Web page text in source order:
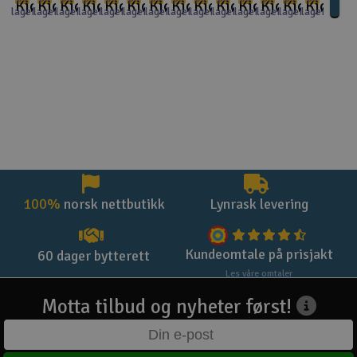
Kjøp
lagerKjøp
lagerKjøp
lagerKjøp
lagerKjøp
lagerKjøp
lagerKjøp
lagerKjøp
lagerKjøp
lagerKjøp
lagerKjøp
lagerKjøp
lagerKjøp
lagerKjøp
lager
100% norsk nettbutikk Lynrask levering
60 dager bytterett Kundeomtale på prisjakt
Les våre omtaler
Motta tilbud og nyheter først!